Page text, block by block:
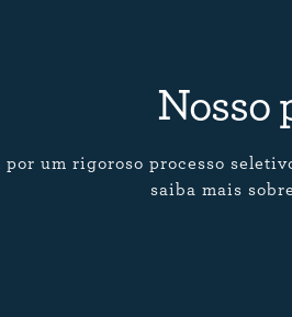
Nosso
por um rigoroso processo
saiba mais